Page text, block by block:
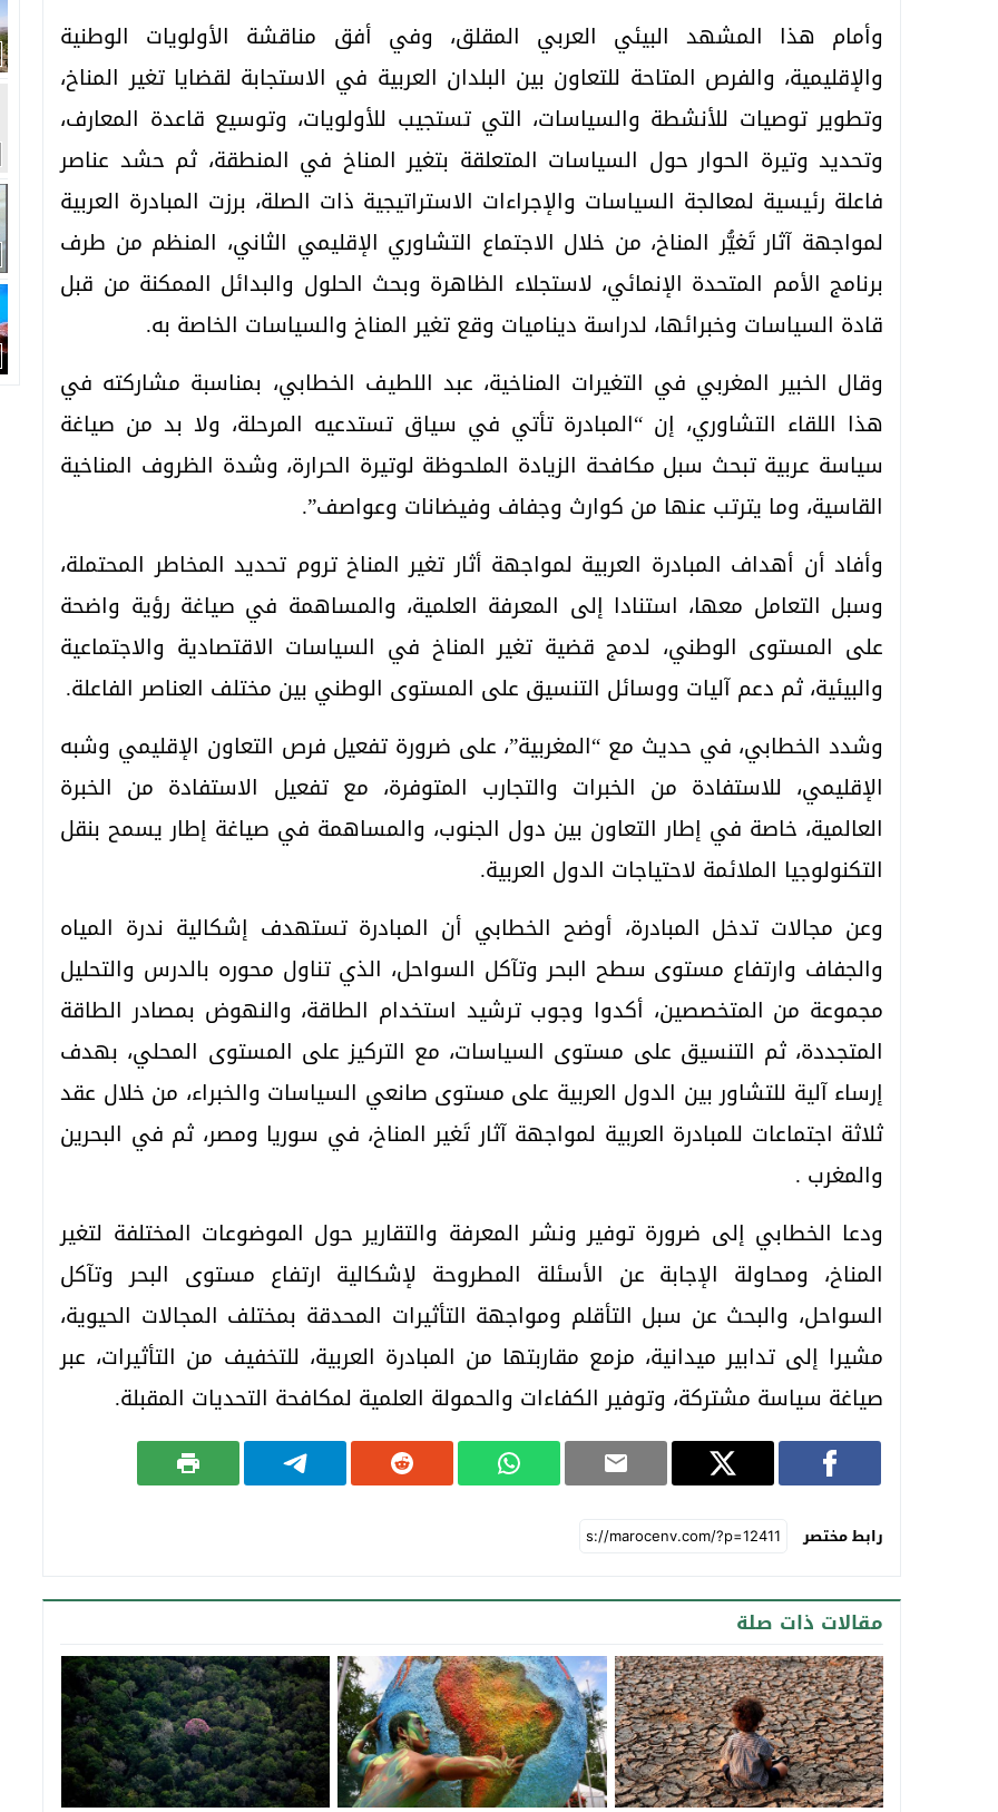
وأمام هذا المشهد البيئي العربي المقلق، وفي أفق مناقشة الأولويات الوطنية
والإقليمية، والفرص المتاحة للتعاون بين البلدان العربية في الاستجابة لقضايا تغير المناخ،
وتطوير توصيات للأنشطة والسياسات، التي تستجيب للأولويات، وتوسيع قاعدة المعارف،
وتحديد وتيرة الحوار حول السياسات المتعلقة بتغير المناخ في المنطقة، ثم حشد عناصر
فاعلة رئيسية لمعالجة السياسات والإجراءات الاستراتيجية ذات الصلة، برزت المبادرة العربية
لمواجهة آثار تَغيُّر المناخ، من خلال الاجتماع التشاوري الإقليمي الثاني، المنظم من طرف
برنامج الأمم المتحدة الإنمائي، لاستجلاء الظاهرة وبحث الحلول والبدائل الممكنة من قبل
قادة السياسات وخبرائها، لدراسة ديناميات وقع تغير المناخ والسياسات الخاصة به.
وقال الخبير المغربي في التغيرات المناخية، عبد اللطيف الخطابي، بمناسبة مشاركته في
هذا اللقاء التشاوري، إن “المبادرة تأتي في سياق تستدعيه المرحلة، ولا بد من صياغة
سياسة عربية تبحث سبل مكافحة الزيادة الملحوظة لوتيرة الحرارة، وشدة الظروف المناخية
القاسية، وما يترتب عنها من كوارث وجفاف وفيضانات وعواصف”.
وأفاد أن أهداف المبادرة العربية لمواجهة أثار تغير المناخ تروم تحديد المخاطر المحتملة،
وسبل التعامل معها، استنادا إلى المعرفة العلمية، والمساهمة في صياغة رؤية واضحة
على المستوى الوطني، لدمج قضية تغير المناخ في السياسات الاقتصادية والاجتماعية
والبيئية، ثم دعم آليات ووسائل التنسيق على المستوى الوطني بين مختلف العناصر الفاعلة.
وشدد الخطابي، في حديث مع “المغربية”، على ضرورة تفعيل فرص التعاون الإقليمي وشبه
الإقليمي، للاستفادة من الخبرات والتجارب المتوفرة، مع تفعيل الاستفادة من الخبرة
العالمية، خاصة في إطار التعاون بين دول الجنوب، والمساهمة في صياغة إطار يسمح بنقل
التكنولوجيا الملائمة لاحتياجات الدول العربية.
وعن مجالات تدخل المبادرة، أوضح الخطابي أن المبادرة تستهدف إشكالية ندرة المياه
والجفاف وارتفاع مستوى سطح البحر وتآكل السواحل، الذي تناول محوره بالدرس والتحليل
مجموعة من المتخصصين، أكدوا وجوب ترشيد استخدام الطاقة، والنهوض بمصادر الطاقة
المتجددة، ثم التنسيق على مستوى السياسات، مع التركيز على المستوى المحلي، بهدف
إرساء آلية للتشاور بين الدول العربية على مستوى صانعي السياسات والخبراء، من خلال عقد
ثلاثة اجتماعات للمبادرة العربية لمواجهة آثار تَغير المناخ، في سوريا ومصر، ثم في البحرين
والمغرب .
ودعا الخطابي إلى ضرورة توفير ونشر المعرفة والتقارير حول الموضوعات المختلفة لتغير
المناخ، ومحاولة الإجابة عن الأسئلة المطروحة لإشكالية ارتفاع مستوى البحر وتآكل
السواحل، والبحث عن سبل التأقلم ومواجهة التأثيرات المحدقة بمختلف المجالات الحيوية،
مشيرا إلى تدابير ميدانية، مزمع مقاربتها من المبادرة العربية، للتخفيف من التأثيرات، عبر
صياغة سياسة مشتركة، وتوفير الكفاءات والحمولة العلمية لمكافحة التحديات المقبلة.
رابط مختصر
مقالات ذات صلة